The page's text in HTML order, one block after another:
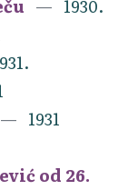
1930.
1931
od 26.